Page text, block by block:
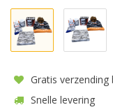
Gratis verzending
Snelle levering